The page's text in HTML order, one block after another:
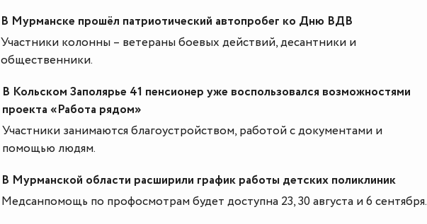
В Мурманске прошёл патриотический автопробег ко Дню ВДВ
Участники колонны – ветераны боевых действий, десантники и
общественники.
В Кольском Заполярье 41 пенсионер уже воспользовался возможностями
проекта «Работа рядом»
Участники занимаются благоустройством, работой с документами и
помощью людям.
В Мурманской области расширили график работы детских поликлиник
Медсанпомощь по профосмотрам будет доступна 23, 30 августа и 6 сентября.